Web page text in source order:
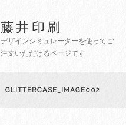
藤井印刷
デザインシミュレーターを使ってご
注文いただけるページです
GLITTERCASE_IMAGE002